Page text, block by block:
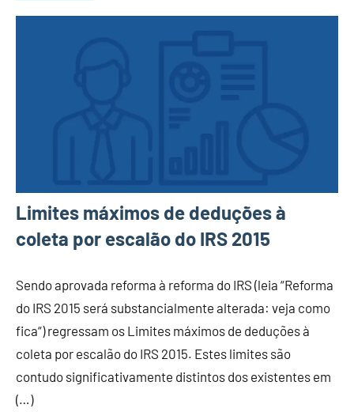
Limites máximos de deduções à
coleta por escalão do IRS 2015
Sendo aprovada reforma à reforma do IRS (leia “Reforma
do IRS 2015 será substancialmente alterada: veja como
fica“) regressam os Limites máximos de deduções à
coleta por escalão do IRS 2015. Estes limites são
contudo significativamente distintos dos existentes em
(…)